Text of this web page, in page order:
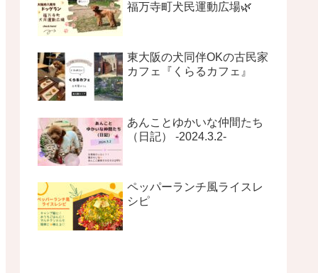
福万寺町犬民運動広場🌿
東大阪の犬同伴OKの古民家
カフェ『くらるカフェ』
あんことゆかいな仲間たち
（日記） -2024.3.2-
ペッパーランチ風ライスレ
シピ